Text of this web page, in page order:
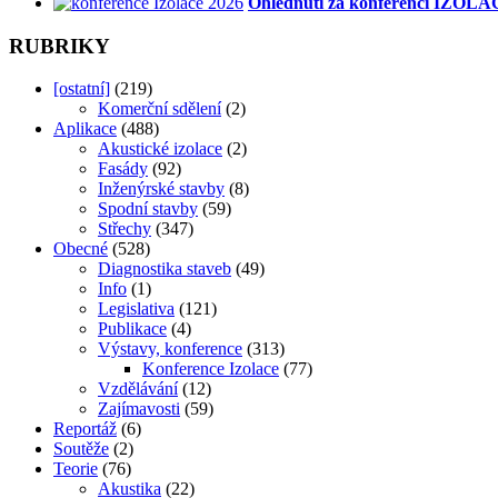
RUBRIKY
[ostatní] (219)
Komerční sdělení (2)
Aplikace (488)
Akustické izolace (2)
Fasády (92)
Inženýrské stavby (8)
Spodní stavby (59)
Střechy (347)
Obecné (528)
Diagnostika staveb (49)
Info (1)
Legislativa (121)
Publikace (4)
Výstavy, konference (313)
Konference Izolace (77)
Vzdělávání (12)
Zajímavosti (59)
Reportáž (6)
Soutěže (2)
Teorie (76)
Akustika (22)